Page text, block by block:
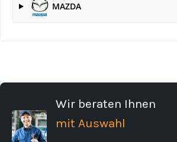
MAZDA
Wir beraten Ihnen
mit Auswahl